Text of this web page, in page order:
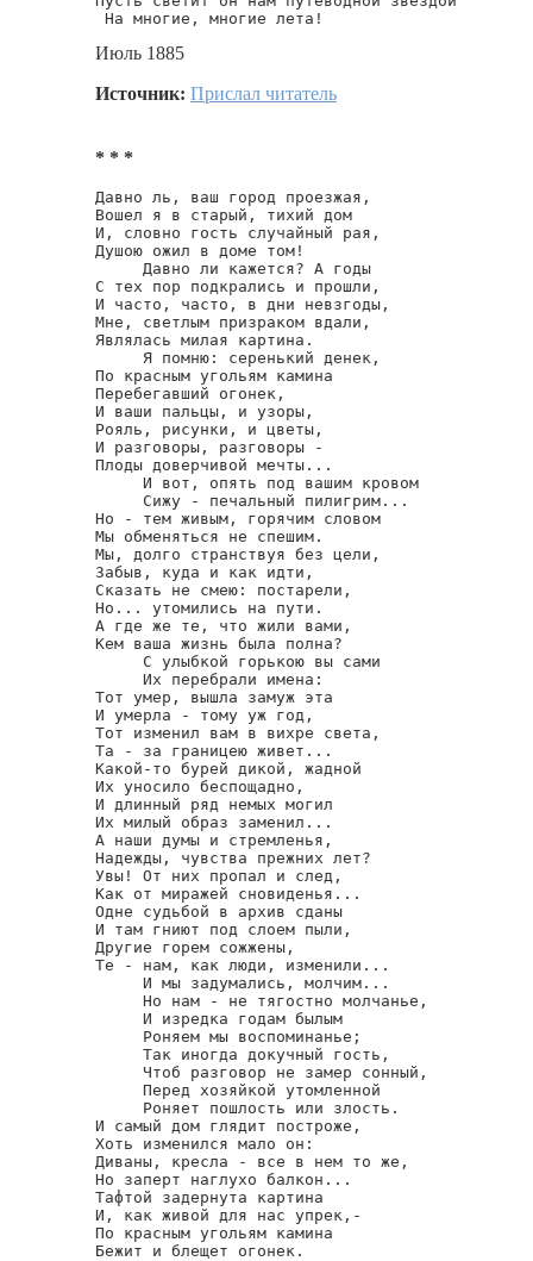
На многие, многие лета!
Июль 1885
Источник: Прислал читатель
* * *
Давно ль, ваш город проезжая,
Вошел я в старый, тихий дом
И, словно гость случайный рая,
Душою ожил в доме том!
     Давно ли кажется? А годы
С тех пор подкрались и прошли,
И часто, часто, в дни невзгоды,
Мне, светлым призраком вдали,
Являлась милая картина.
     Я помню: серенький денек,
По красным угольям камина
Перебегавший огонек,
И ваши пальцы, и узоры,
Рояль, рисунки, и цветы,
И разговоры, разговоры -
Плоды доверчивой мечты...
     И вот, опять под вашим кровом
     Сижу - печальный пилигрим...
Но - тем живым, горячим словом
Мы обменяться не спешим.
Мы, долго странствуя без цели,
Забыв, куда и как идти,
Сказать не смею: постарели,
Но... утомились на пути.
А где же те, что жили вами,
Кем ваша жизнь была полна?
     С улыбкой горькою вы сами
     Их перебрали имена:
Тот умер, вышла замуж эта
И умерла - тому уж год,
Тот изменил вам в вихре света,
Та - за границею живет...
Какой-то бурей дикой, жадной
Их уносило беспощадно,
И длинный ряд немых могил
Их милый образ заменил...
А наши думы и стремленья,
Надежды, чувства прежних лет?
Увы! От них пропал и след,
Как от миражей сновиденья...
Одне судьбой в архив сданы
И там гниют под слоем пыли,
Другие горем сожжены,
Те - нам, как люди, изменили...
     И мы задумались, молчим...
     Но нам - не тягостно молчанье,
     И изредка годам былым
     Роняем мы воспоминанье;
     Так иногда докучный гость,
     Чтоб разговор не замер сонный,
     Перед хозяйкой утомленной
     Роняет пошлость или злость.
И самый дом глядит построже,
Хоть изменился мало он:
Диваны, кресла - все в нем то же,
Но заперт наглухо балкон...
Тафтой задернута картина
И, как живой для нас упрек,-
По красным угольям камина
Бежит и блещет огонек.